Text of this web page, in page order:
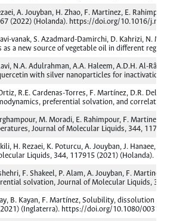
A. Jouyban, H. Zhao, F. Martinez, E. Rahimpour,
(2022) (Holanda). https://doi.org/10.1016/
vanak, S. Azadmard-Damirchi, D. Kahrizi, N.
as a new source of vegetable oil in different regions
N.A. Adulrahman, A.A. Haleem, A.D.H. Al-
with silver nanoparticles for inactivation of
R.E. Cardenas-Torres, F. Martínez, D.R.
preferential solvation, and correlation,
M. Moradi, E. Rahimpour, F. Martinez, H.
Journal of Molecular Liquids, 344, 117935
H. Rezaei, K. Poturcu, A. Jouyban, J. Hanaee, F.
Liquids, 344, 117915 (2021) (Holanda).
F. Shakeel, P. Alam, A. Jouyban, F. Martinez,
solvation, Journal of Molecular Liquids, 344,
B. Kayan, F. Martínez, Solubility, dissolution
(Inglaterra). https://doi.org/10.1080/